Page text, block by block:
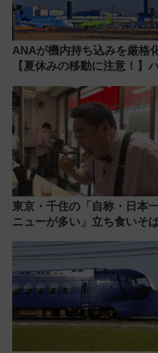
ANAが機内持ち込みを厳格
【夏休みの移動に注意！】
「身の回り品」新サイズ制限
(40×30×20cm)おさらい
東京・千住の「自称・日本
ニューが多い」立ち食いそ
地のふらっと立ち食いそば
7/27夜10時～放送